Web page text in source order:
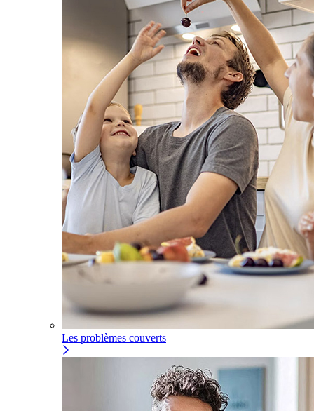
Les problèmes couverts